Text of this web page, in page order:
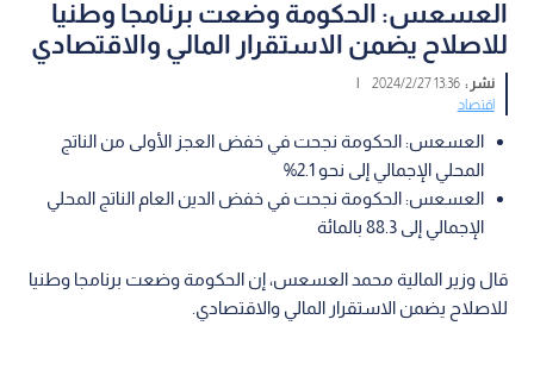
العسعس: الحكومة وضعت برنامجا وطنيا
للاصلاح يضمن الاستقرار المالي والاقتصادي
نشر :13:36 2024/2/27
|
اقتصاد
العسعس: الحكومة نجحت في خفض العجز الأولى من الناتج
المحلي الإجمالي إلى نحو 2.1%
العسعس: الحكومة نجحت في خفض الدين العام الناتج المحلي
الإجمالي إلى 88.3 بالمائة
قال وزير المالية محمد العسعس، إن الحكومة وضعت برنامجا وطنيا
للاصلاح يضمن الاستقرار المالي والاقتصادي.